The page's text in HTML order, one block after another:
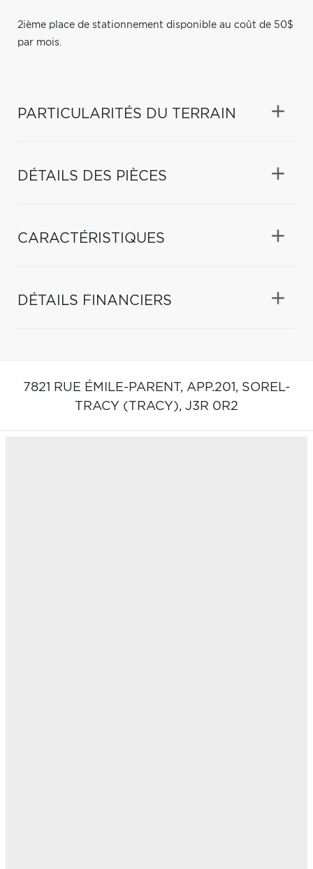
2ième place de stationnement disponible au coût de 50$
par mois.
PARTICULARITÉS DU TERRAIN
DÉTAILS DES PIÈCES
CARACTÉRISTIQUES
DÉTAILS FINANCIERS
7821 RUE ÉMILE-PARENT, APP.201, SOREL-
TRACY (TRACY), J3R 0R2